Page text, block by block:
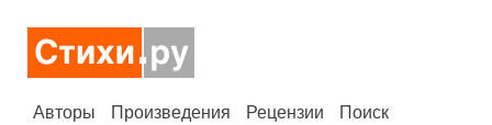
Авторы Произведения Рецензии
Поиск